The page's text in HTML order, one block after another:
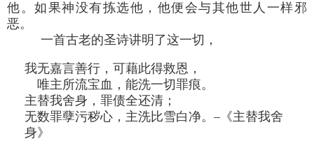
他。如果神没有拣选他，他便会与其他世人一样邪
恶。
一首古老的圣诗讲明了这一切，
我无嘉言善行，可藉此得救恩，
唯主所流宝血，能洗一切罪痕。
主替我舍身，罪债全还清；
无数罪孽污秽心，主洗比雪白净。–《主替我舍
身》